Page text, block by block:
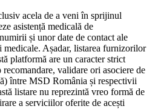
acela de a veni în sprijinul
asistență medicală de
și unor date de contact ale
Așadar, listarea furnizorilor
platformă are un caracter strict
validare ori asociere de
între MSD România și respectivii
listare nu reprezintă vreo formă de
a serviciilor oferite de acești